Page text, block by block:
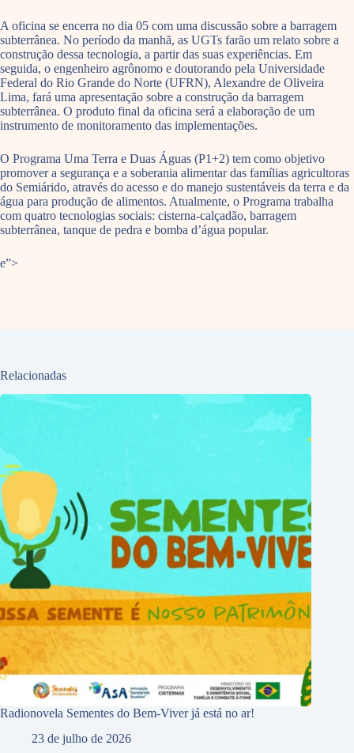
A oficina se encerra no dia 05 com uma discussão sobre a barragem
subterrânea. No período da manhã, as UGTs farão um relato sobre a
construção dessa tecnologia, a partir das suas experiências. Em
seguida, o engenheiro agrônomo e doutorando pela Universidade
Federal do Rio Grande do Norte (UFRN), Alexandre de Oliveira
Lima, fará uma apresentação sobre a construção da barragem
subterrânea. O produto final da oficina será a elaboração de um
instrumento de monitoramento das implementações.
O Programa Uma Terra e Duas Águas (P1+2) tem como objetivo
promover a segurança e a soberania alimentar das famílias agricultoras
do Semiárido, através do acesso e do manejo sustentáveis da terra e da
água para produção de alimentos. Atualmente, o Programa trabalha
com quatro tecnologias sociais: cisterna-calçadão, barragem
subterrânea, tanque de pedra e bomba d’água popular.
e”>
Relacionadas
Radionovela Sementes do Bem-Viver já está no ar!
23 de julho de 2026